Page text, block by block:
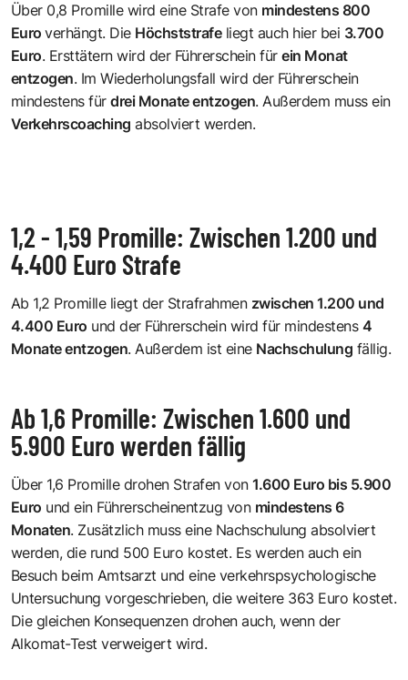
Über 0,8 Promille wird eine Strafe von mindestens 800
Euroverhängt. Die Höchststrafeliegt auch hier bei 3.700
Euro. Ersttätern wird der Führerschein fürein Monat
entzogen. Im Wiederholungsfall wird der Führerschein
mindestens fürdrei Monate entzogen. Außerdem muss ein
Verkehrscoaching absolviert werden.
1,2 - 1,59 Promille: Zwischen 1.200 und
4.400 Euro Strafe
Ab 1,2 Promille liegt der Strafrahmen zwischen 1.200 und
4.400 Euro und der Führerschein wird für mindestens 4
Monate entzogen. Außerdem ist eine Nachschulung fällig.
Ab 1,6 Promille: Zwischen 1.600 und
5.900 Euro werden fällig
Über 1,6 Promille drohen Strafen von1.600 Euro bis 5.900
Euro und ein Führerscheinentzug von mindestens 6
Monaten. Zusätzlich muss eine Nachschulung absolviert
werden, die rund 500 Euro kostet. Es werden auch ein
Besuch beim Amtsarzt und eine verkehrspsychologische
Untersuchung vorgeschrieben, die weitere 363 Euro kostet.
Die gleichen Konsequenzen drohen auch, wenn der
Alkomat-Test verweigert wird.